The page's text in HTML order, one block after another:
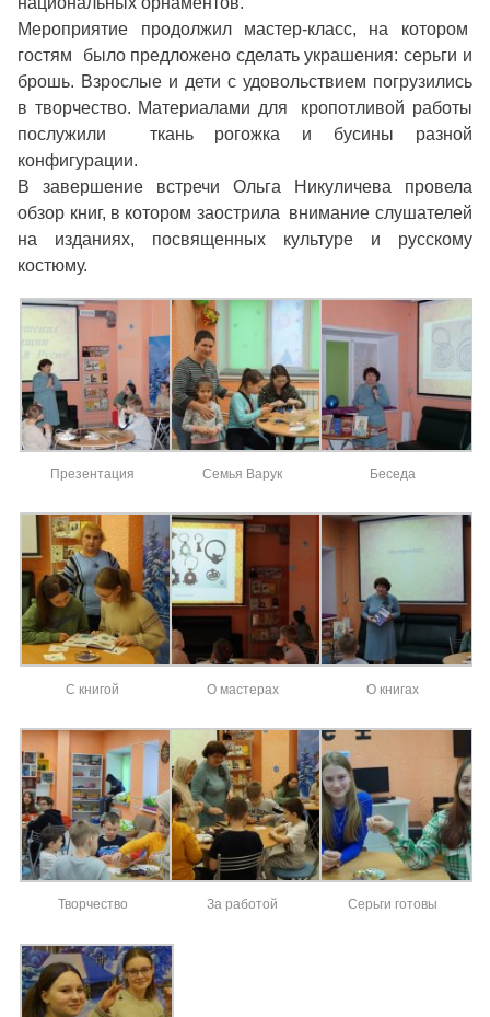
Мероприятие продолжил мастер-класс, на котором
гостям было предложено сделать украшения: серьги и
брошь. Взрослые и дети с удовольствием погрузились
в творчество. Материалами для кропотливой работы
послужили ткань рогожка и бусины разной
конфигурации.
В завершение встречи Ольга Никуличева провела
обзор книг, в котором заострила внимание слушателей
на изданиях, посвященных культуре и русскому
костюму.
Презентация Семья Варук Беседа
С книгой О мастерах О книгах
Творчество За работой Серьги готовы